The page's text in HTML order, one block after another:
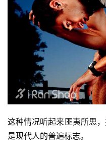
这种情况听起来匪夷所思
是现代人的普遍标志。